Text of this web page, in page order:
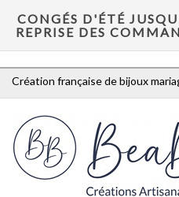
CONGÉS D'ÉTÉ
REPRISE DES
Création française de bijoux